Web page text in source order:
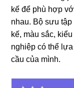
kế để phù hợp
nhau. Bộ sưu
kế, màu sắc,
nghiệp có thể
cầu của mình.